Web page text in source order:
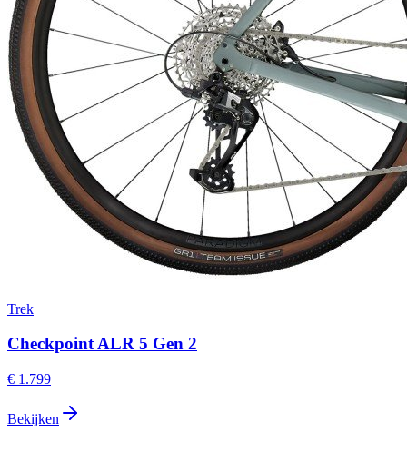
Trek
Checkpoint ALR 5 Gen 2
€ 1.799
Bekijken